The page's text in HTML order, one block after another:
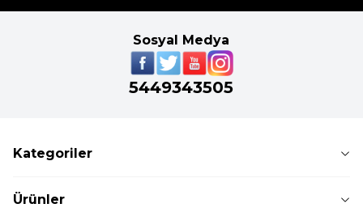
Sosyal Medya
5449343505
Kategoriler
Ürünler